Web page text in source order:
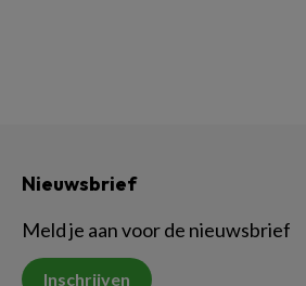
Nieuwsbrief
Meld je aan voor de nieuwsbrief
Inschrijven